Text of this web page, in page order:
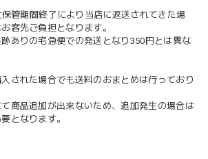
管期間終了により当店に返送されてきた場
客先ご負担となります。
ありの宅急便での発送となり350円とは異な
された場合でも送料のおまとめは行っており
商品追加が出来ないため、追加発生の場合は
となります。